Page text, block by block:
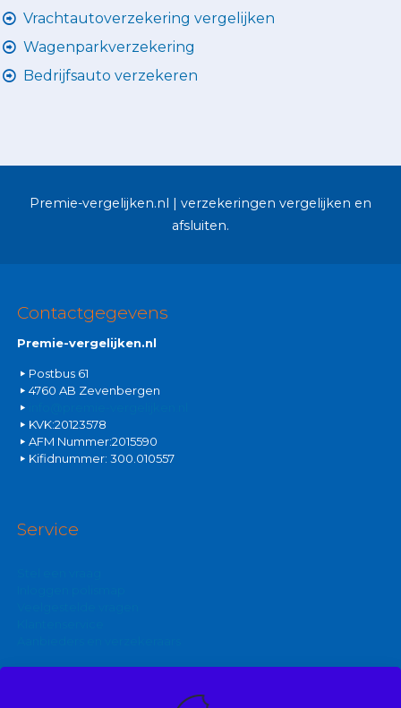
Vrachtautoverzekering vergelijken
Wagenparkverzekering
Bedrijfsauto verzekeren
Premie-vergelijken.nl | verzekeringen vergelijken en
afsluiten.
Contactgegevens
Premie-vergelijken.nl
Postbus 61
4760 AB Zevenbergen
KVK:20123578
AFM Nummer:2015590
Kifidnummer: 300.010557
Service